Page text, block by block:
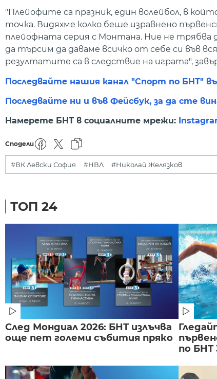
"Плейофите са празник, един волейбол, в
точка. Видяхме колко беше изравнено
плейофната серия с Монтана. Ние не трябва
да търсим да даваме всичко от себе си във
резултатите са в следствие на играта",
Последвайте нашия канал "Спорт по БНТ"
Последвайте ни и във Фейсбук, за да сте
Намерете БНТ в социалните мрежи:
Сподели
#ВК Левски София #НВЛ #Николай Желязков
ТОП 24
След Мондиал 2026: БНТ излъчва
още пет големи събития пряко
по БНТ